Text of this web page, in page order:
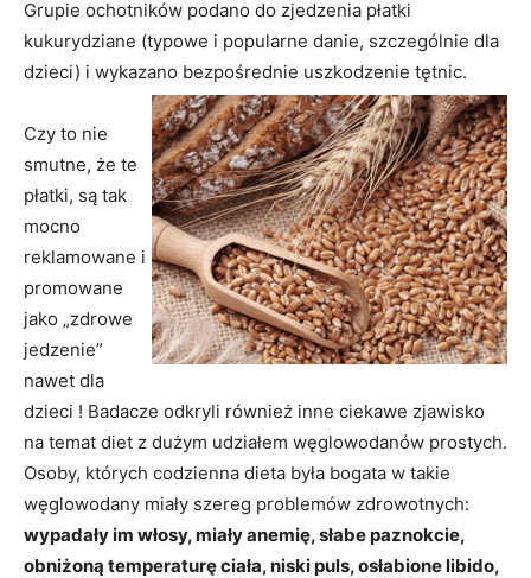
Grupie ochotników podano do zjedzenia płatki
kukurydziane (typowe i popularne danie, szczególnie dla
dzieci) i wykazano bezpośrednie uszkodzenie tętnic.
Czy to nie
smutne, że te
płatki, są tak
mocno
reklamowane i
promowane
jako „zdrowe
jedzenie”
nawet dla
dzieci ! Badacze odkryli również inne ciekawe zjawisko
na temat diet z dużym udziałem węglowodanów prostych.
Osoby, których codzienna dieta była bogata w takie
węglowodany miały szereg problemów zdrowotnych:
wypadały im włosy, miały anemię, słabe paznokcie,
obniżoną temperaturę ciała, niski puls, osłabione libido,